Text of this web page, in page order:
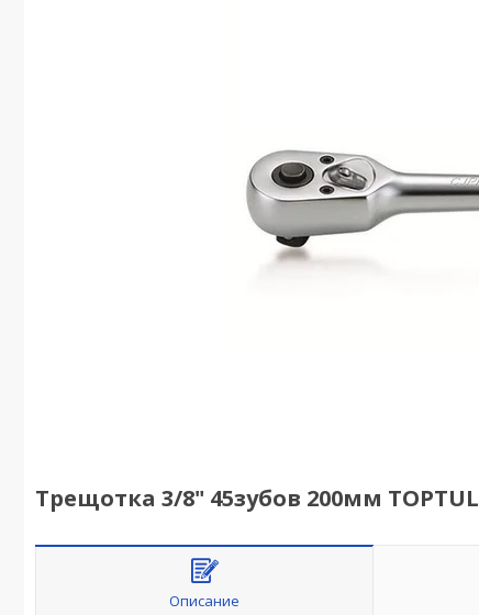
Трещотка 3/8" 45зубов 200мм TOPTUL
Описание